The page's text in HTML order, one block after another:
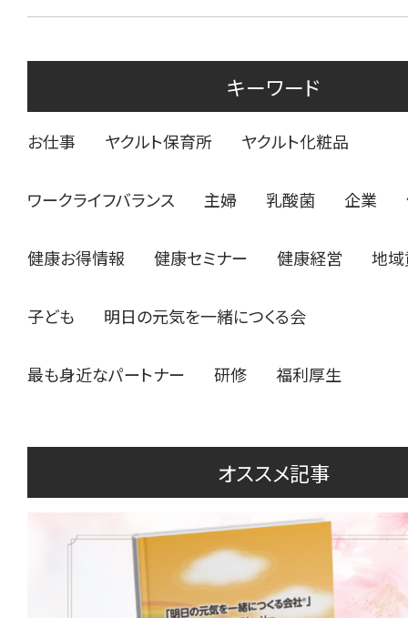
キーワード
お仕事 ヤクルト保育所 ヤクルト化粧品
ワークライフバランス 主婦 乳酸菌 企業
健康お得情報 健康セミナー 健康経営 地
子ども 明日の元気を一緒につくる会
最も身近なパートナー 研修 福利厚生
オススメ記事